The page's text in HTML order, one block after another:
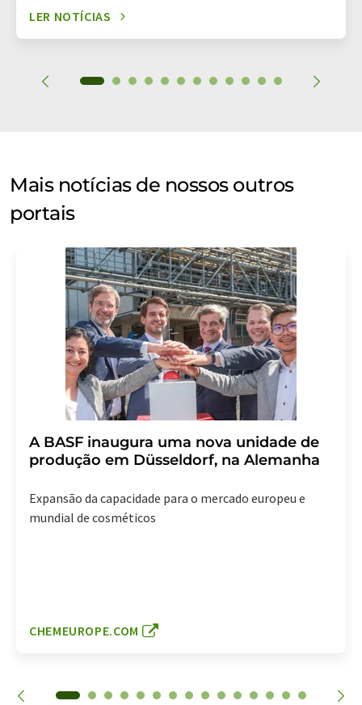
LER NOTÍCIAS
Mais notícias de nossos outros
portais
A BASF inaugura uma nova unidade de
produção em Düsseldorf, na Alemanha
Expansão da capacidade para o mercado europeu e
mundial de cosméticos
CHEMEUROPE.COM